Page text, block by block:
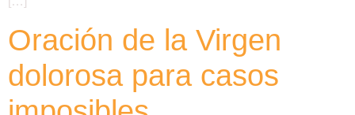
Oración de la Virgen
dolorosa para casos